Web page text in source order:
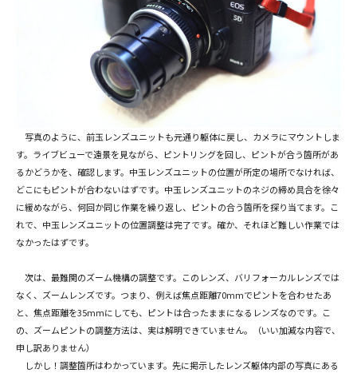
写真のように、前玉レンズユニットも元通り躯体に戻し、カメラにマウントしま
す。ライブビューで遠景を見ながら、ピントリングを回し、ピントが合う箇所があ
るかどうかを、確認します。中玉レンズユニットの位置が所定の場所でなければ、
どこにもピントが合わないはずです。中玉レンズユニットのネジの締め具合を徐々
に緩めながら、何回か同じ作業を繰り返し、ピントの合う箇所を探り当てます。こ
れで、中玉レンズユニットの位置調整は完了です。確か、それほど難しい作業では
なかったはずです。
次は、最難関のズーム機構の調整です。このレンズ、バリフォーカルレンズでは
なく、ズームレンズです。つまり、例えば焦点距離70mmでピントを合わせたあ
と、焦点距離を35mmにしても、ピントは合ったままになるレンズなのです。こ
の、ズームピントの調整方法は、実は解明できていません。（いい加減な内容で、
申し訳ありません）
しかし！調整箇所はわかっています。先に掲示したレンズ躯体内部の写真にある